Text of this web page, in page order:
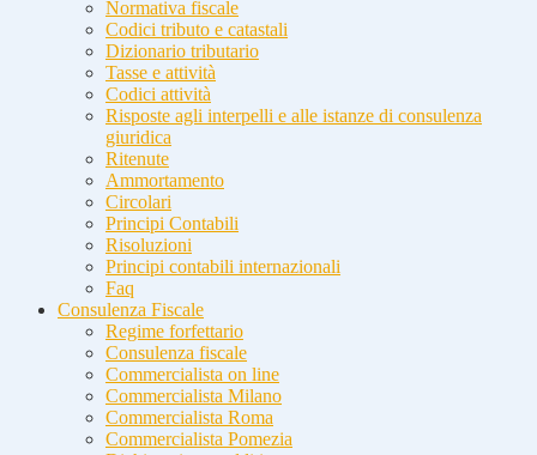
Normativa fiscale
Codici tributo e catastali
Dizionario tributario
Tasse e attività
Codici attività
Risposte agli interpelli e alle istanze di consulenza
giuridica
Ritenute
Ammortamento
Circolari
Principi Contabili
Risoluzioni
Principi contabili internazionali
Faq
Consulenza Fiscale
Regime forfettario
Consulenza fiscale
Commercialista on line
Commercialista Milano
Commercialista Roma
Commercialista Pomezia